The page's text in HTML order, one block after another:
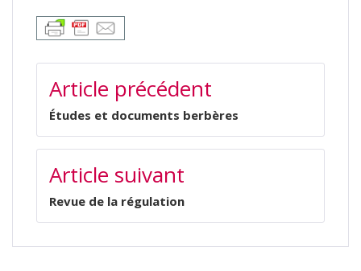
NAVIGATION
DE
L’ARTICLE
Article précédent
Études et documents berbères
Article suivant
Revue de la régulation